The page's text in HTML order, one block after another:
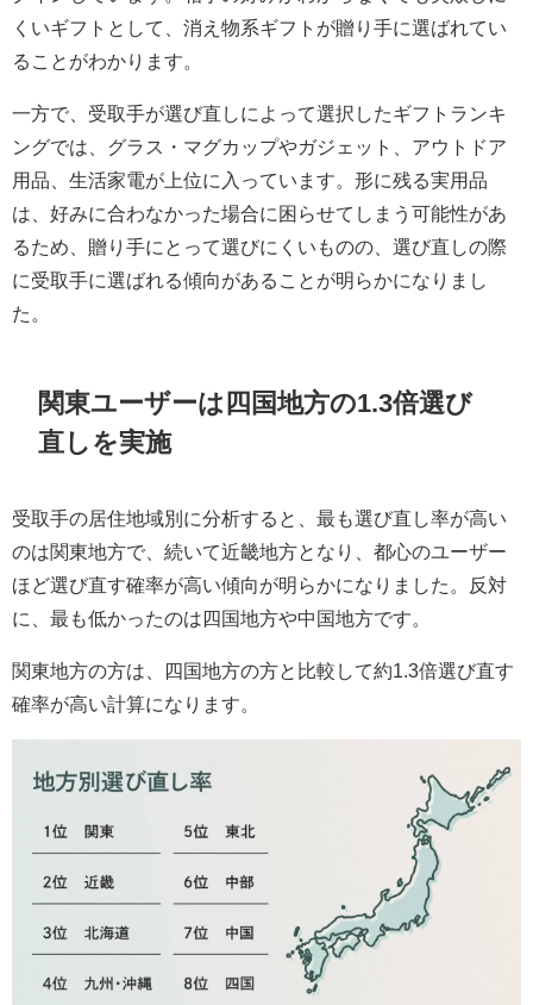
くいギフトとして、消え物系ギフトが贈り手に選ばれてい
ることがわかります。
一方で、受取手が選び直しによって選択したギフトランキ
ングでは、グラス・マグカップやガジェット、アウトドア
用品、生活家電が上位に入っています。形に残る実用品
は、好みに合わなかった場合に困らせてしまう可能性があ
るため、贈り手にとって選びにくいものの、選び直しの際
に受取手に選ばれる傾向があることが明らかになりまし
た。
関東ユーザーは四国地方の1.3倍選び
直しを実施
受取手の居住地域別に分析すると、最も選び直し率が高い
のは関東地方で、続いて近畿地方となり、都心のユーザー
ほど選び直す確率が高い傾向が明らかになりました。反対
に、最も低かったのは四国地方や中国地方です。
関東地方の方は、四国地方の方と比較して約1.3倍選び直す
確率が高い計算になります。